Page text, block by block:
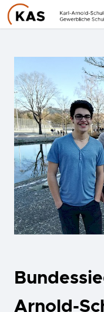
UNSERE SCHULE
SERVICE
KONTAKT
INTERNE
LINKS
Moodle (neu)
Arnold-